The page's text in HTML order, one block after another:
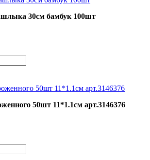
30см бамбук 100шт
50шт 11*1.1см арт.3146376